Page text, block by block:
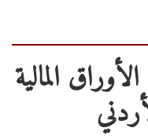
المالية